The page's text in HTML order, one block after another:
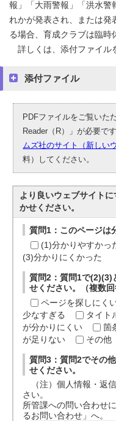
報」「大雨警報」「洪水警
れかが発表され、または発
る場合、育成クラブは臨時
詳しくは、添付ファイル
添付ファイル
PDFファイルをご覧いた
Reader（R）」が必要で
ムズ社のサイト（新しい
料）してください。
より良いウェブサイト
かせください。
質問1：このページは
(1)分かりやすかっ
(3)分かりにくかった
質問2：質問1で(2)(3)
せください。（複数回
ページを探しにく
少なすぎる
タイト
が分かりにくい
箇
が足りない
その他
質問3：質問2でその
せください。
（注）個人情報・返
さい。
所管課への問い合わせ
るお問い合わせ」へ。